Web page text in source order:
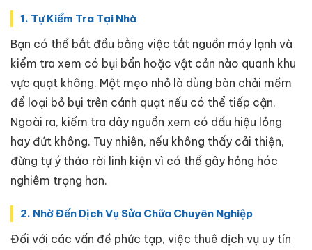
1. Tự Kiểm Tra Tại Nhà
Bạn có thể bắt đầu bằng việc tắt nguồn máy lạnh và
kiểm tra xem có bụi bẩn hoặc vật cản nào quanh khu
vực quạt không. Một mẹo nhỏ là dùng bàn chải mềm
để loại bỏ bụi trên cánh quạt nếu có thể tiếp cận.
Ngoài ra, kiểm tra dây nguồn xem có dấu hiệu lỏng
hay đứt không. Tuy nhiên, nếu không thấy cải thiện,
đừng tự ý tháo rời linh kiện vì có thể gây hỏng hóc
nghiêm trọng hơn.
2. Nhờ Đến Dịch Vụ Sửa Chữa Chuyên Nghiệp
Đối với các vấn đề phức tạp, việc thuê dịch vụ uy tín